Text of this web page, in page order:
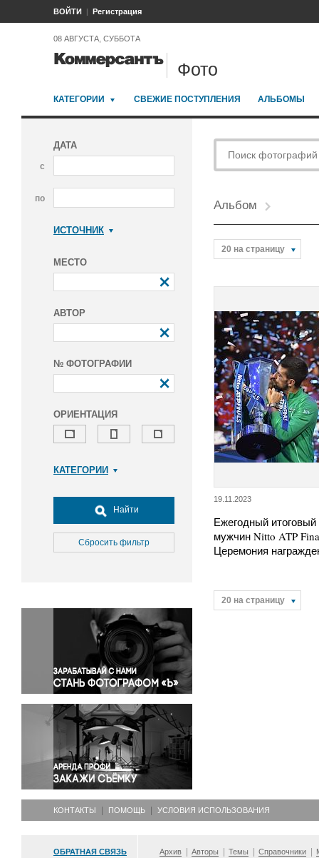
ВОЙТИ Регистрация
08 АВГУСТА, СУББОТА
Фото
КАТЕГОРИИ СВЕЖИЕ ПОСТУПЛЕНИЯ АЛЬБОМЫ
ДАТА
с
по
ИСТОЧНИК
МЕСТО
АВТОР
№ ФОТОГРАФИИ
ОРИЕНТАЦИЯ
КАТЕГОРИИ
Досуг, туризм и отдых
Культура
Медицина
Окружающая среда
Политика
Правосудие
Происшествия и конфликты
Религия
Светская жизнь
Спорт
Экология
Экономика и бизнес
Найти
Сбросить фильтр
Альбом
20 на страницу
19.11.2023
Ежегодный
мужчин Nitto ATP
Церемония
20 на страницу
КОНТАКТЫ ПОМОЩЬ УСЛОВИЯ ИСПОЛЬЗОВАНИЯ
ОБРАТНАЯ СВЯЗЬ Архив Авторы Темы Справочники